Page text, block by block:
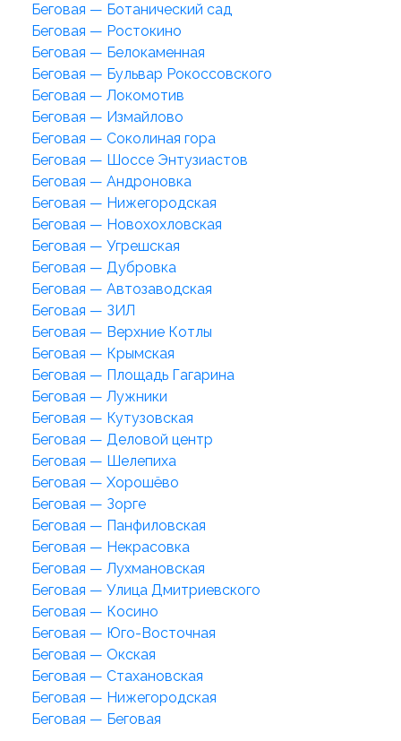
Беговая — Ботанический сад
Беговая — Ростокино
Беговая — Белокаменная
Беговая — Бульвар Рокоссовского
Беговая — Локомотив
Беговая — Измайлово
Беговая — Соколиная гора
Беговая — Шоссе Энтузиастов
Беговая — Андроновка
Беговая — Нижегородская
Беговая — Новохохловская
Беговая — Угрешская
Беговая — Дубровка
Беговая — Автозаводская
Беговая — ЗИЛ
Беговая — Верхние Котлы
Беговая — Крымская
Беговая — Площадь Гагарина
Беговая — Лужники
Беговая — Кутузовская
Беговая — Деловой центр
Беговая — Шелепиха
Беговая — Хорошёво
Беговая — Зорге
Беговая — Панфиловская
Беговая — Некрасовка
Беговая — Лухмановская
Беговая — Улица Дмитриевского
Беговая — Косино
Беговая — Юго-Восточная
Беговая — Окская
Беговая — Стахановская
Беговая — Нижегородская
Беговая — Беговая